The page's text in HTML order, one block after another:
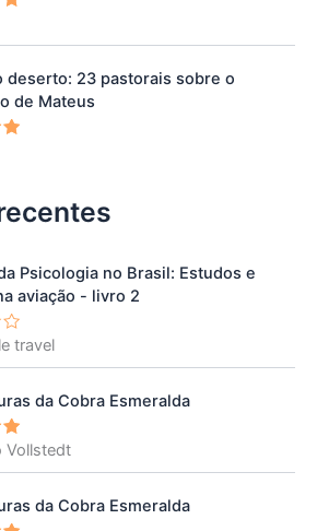
deserto: 23 pastorais sobre o
de Mateus
Psicologia no Brasil: Estudos e
aviação - livro 2
travel
da Cobra Esmeralda
Vollstedt
da Cobra Esmeralda